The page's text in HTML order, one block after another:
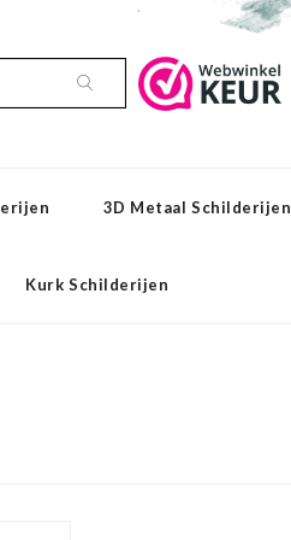
3D Metaal Schilderijen
Kurk Schilderijen